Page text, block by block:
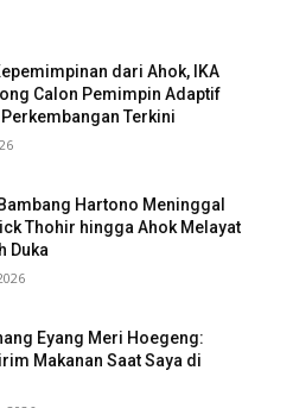
dari Ahok, IKA
Calon Pemimpin Adaptif
Terkini
Hartono Meninggal
Thohir hingga Ahok Melayat
Duka
Eyang Meri Hoegeng:
Makanan Saat Saya di